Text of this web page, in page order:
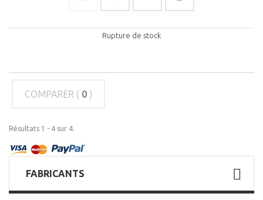
Rupture de stock
COMPARER ( 0 )
Résultats 1 - 4 sur 4.
FABRICANTS